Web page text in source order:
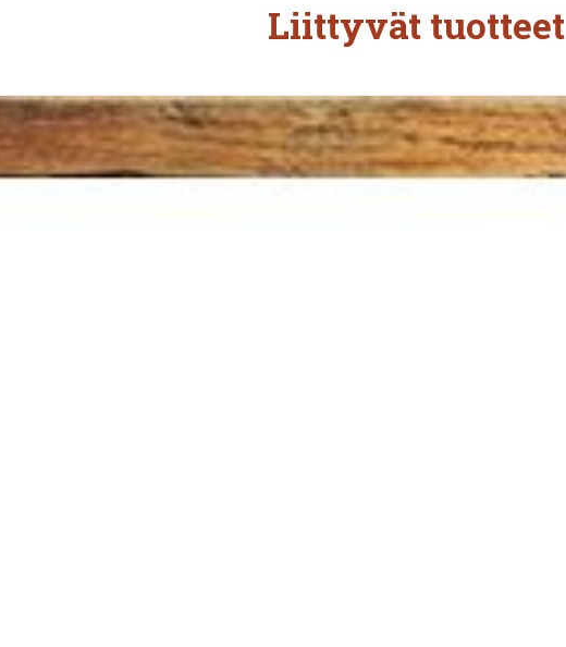
Liittyvät tuotteet